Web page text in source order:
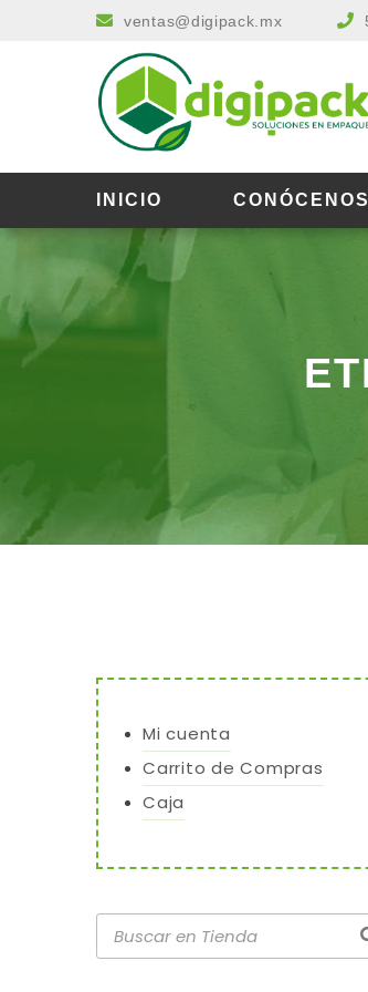
ventas@digipack.mx
INICIO CONÓCENOS
Mi cuenta
Carrito de Compras
Caja